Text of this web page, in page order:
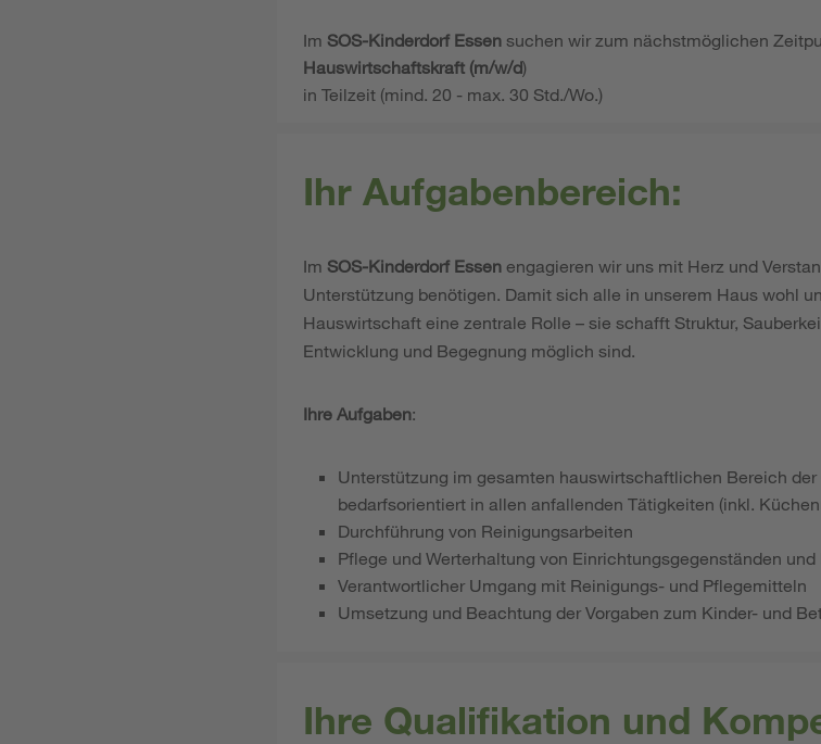
Im SOS-Kinderdorf Essen suchen wir zum nächstmöglichen
Hauswirtschaftskraft (m/w/d)
in Teilzeit (mind. 20 - max. 30 Std./Wo.)
Ihr Aufgabenbereich:
Im SOS-Kinderdorf Essen engagieren wir uns mit Herz und
Unterstützung benötigen. Damit sich alle in unserem Haus wohl
Hauswirtschaft eine zentrale Rolle – sie schafft Struktur,
Entwicklung und Begegnung möglich sind.
Ihre Aufgaben:
Unterstützung im gesamten hauswirtschaftlichen Bereich
bedarfsorientiert in allen anfallenden Tätigkeiten (inkl.
Durchführung von Reinigungsarbeiten
Pflege und Werterhaltung von Einrichtungsgegenständen
Verantwortlicher Umgang mit Reinigungs- und Pflegemitteln
Umsetzung und Beachtung der Vorgaben zum Kinder- und
Ihre Qualifikation und